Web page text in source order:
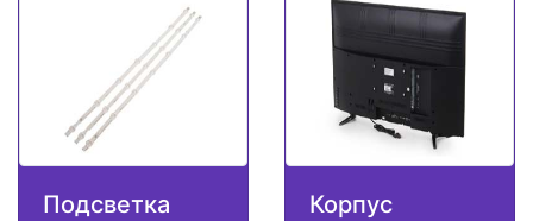
Подсветка Корпус